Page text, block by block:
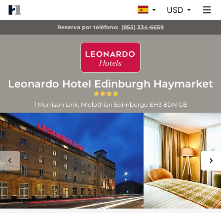
USD
Reserva por teléfono: (855) 334-6659
Leonardo Hotel Edinburgh Haymarket
1 Morrison Link, Midlothian Edimburgo EH3 8DN GB